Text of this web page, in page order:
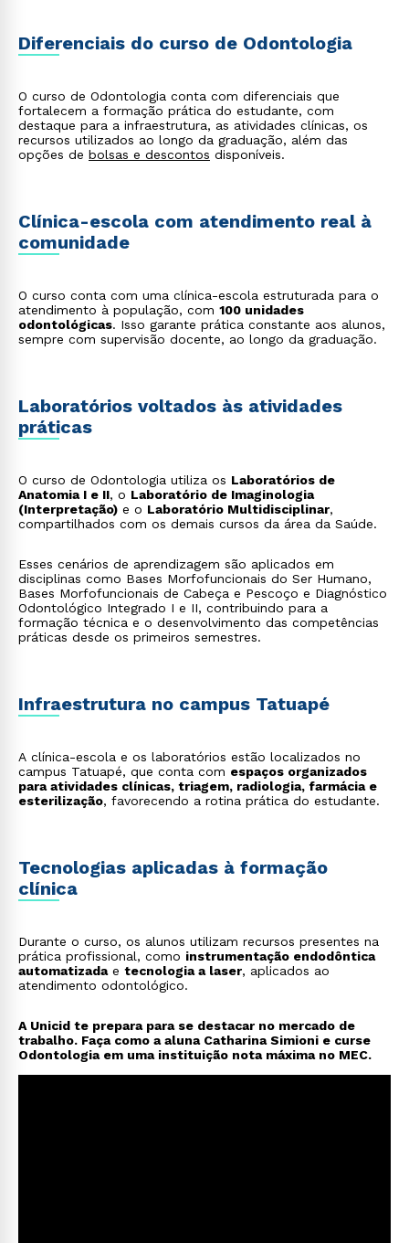
Odontologia estética
: foca na harmonia do sorriso,
com procedimentos como clareamento e facetas;
condições sistêmicas complexas.
Diferenciais do curso de Odontologia
O curso de Odontologia conta com diferenciais que
fortalecem a formação prática do estudante, com
destaque para a infraestrutura, as atividades clínicas, os
recursos utilizados ao longo da graduação, além das
opções de bolsas e descontos disponíveis.
Clínica-escola com atendimento real à
comunidade
O curso conta com uma clínica-escola estruturada para o
atendimento à população, com 100 unidades
odontológicas. Isso garante prática constante aos alunos,
sempre com supervisão docente, ao longo da graduação.
Laboratórios voltados às atividades
práticas
O curso de Odontologia utiliza os Laboratórios de
Anatomia I e II, o Laboratório de Imaginologia
(Interpretação) e o Laboratório Multidisciplinar,
compartilhados com os demais cursos da área da Saúde.
Esses cenários de aprendizagem são aplicados em
disciplinas como Bases Morfofuncionais do Ser Humano,
Bases Morfofuncionais de Cabeça e Pescoço e Diagnóstico
Odontológico Integrado I e II, contribuindo para a
formação técnica e o desenvolvimento das competências
práticas desde os primeiros semestres.
Infraestrutura no campus Tatuapé
A clínica-escola e os laboratórios estão localizados no
campus Tatuapé, que conta com espaços organizados
para atividades clínicas, triagem, radiologia, farmácia e
esterilização, favorecendo a rotina prática do estudante.
Tecnologias aplicadas à formação
clínica
Durante o curso, os alunos utilizam recursos presentes na
prática profissional, como instrumentação endodôntica
automatizadae tecnologia a laser, aplicados ao
atendimento odontológico.
A Unicid te prepara para se destacar no mercado de
trabalho. Faça como a aluna Catharina Simioni e curse
Odontologia em uma instituição nota máxima no MEC.